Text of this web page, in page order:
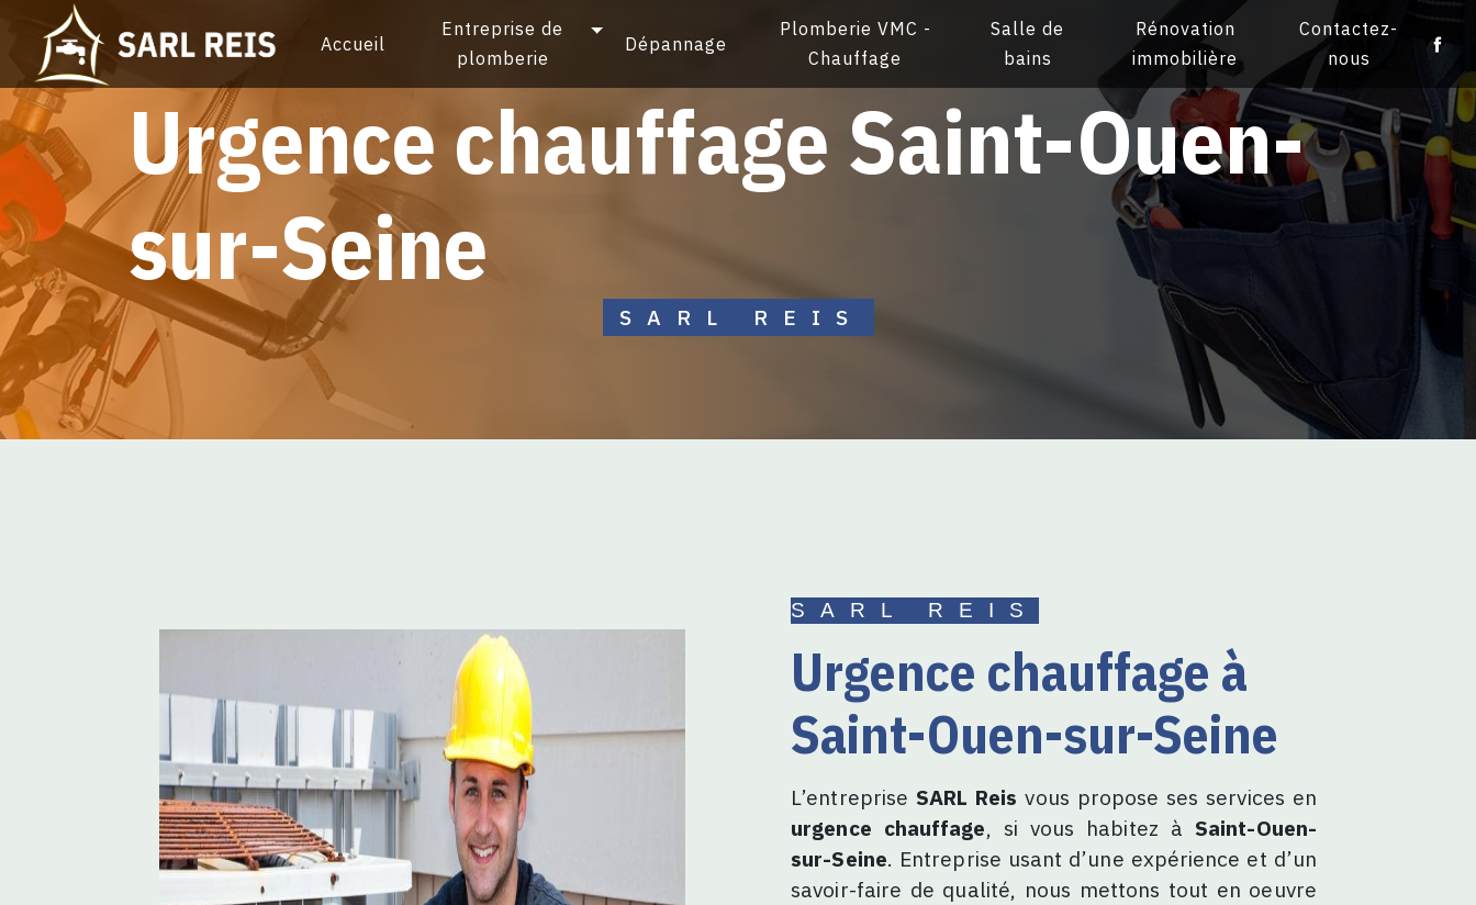
Accueil
Entreprise de
plomberie
Dépannage
Plomberie VMC -
Chauffage
Salle de
bains
Rénovation
immobilière
Contactez-
nous
urgence chauffage Saint-Ouen-
sur-Seine
SARL REIS
SARL REIS
urgence chauffage à
Saint-Ouen-sur-Seine
L’entreprise SARL Reis vous propose ses services en
urgence chauffage, si vous habitez à Saint-Ouen-
sur-Seine. Entreprise usant d’une expérience et d’un
savoir-faire de qualité, nous mettons tout en oeuvre
Panneau de gestion des cookies